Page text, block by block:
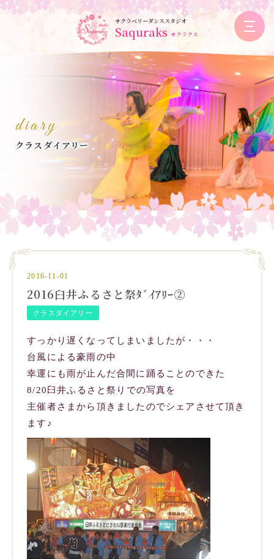
サクラベリーダンススタジオ
Saquraks サクラクス
diary
クラスダイアリー
2016-11-01
2016臼井ふるさと祭ﾀﾞｲｱﾘｰ②
クラスダイアリー
すっかり遅くなってしまいましたが・・・
台風による豪雨の中
幸運にも雨が止んだ合間に踊ることのできた
8/20臼井ふるさと祭りでの写真を
主催者さまから頂きましたのでシェアさせて頂き
ます♪